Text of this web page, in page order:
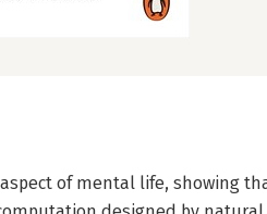
of mental life, showing